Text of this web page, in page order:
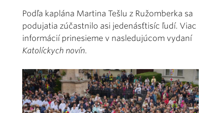
Podľa kaplána Martina Tešlu z Ružomberka sa
podujatia zúčastnilo asi jedenásťtisíc ľudí. Viac
informácií prinesieme v nasledujúcom vydaní
Katolíckych novín.